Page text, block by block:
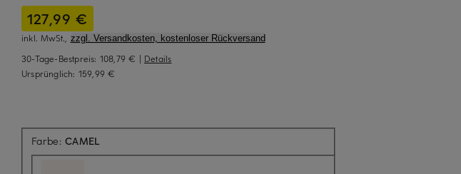
127,99 €
inkl. MwSt., zzgl. Versandkosten, kostenloser Rückversand
30-Tage-Bestpreis: 108,79 € | Details
Ursprünglich: 159,99 €
Farbe:CAMEL